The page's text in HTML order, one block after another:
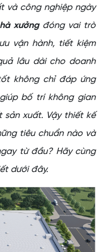
xưởng uy tín, chuyên
Yuan
công nghiệp ngày
xưởngđóng vai trò
vận hành, tiết kiệm
lâu dài cho doanh
không chỉ đáp ứng
bố trí không gian
sản xuất. Vậy thiết kế
tiêu chuẩn nào và
từ đầu? Hãy cùng
dưới đây.